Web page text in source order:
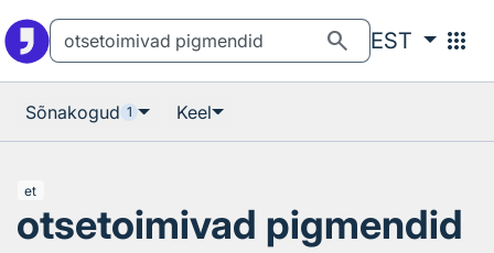
search EST apps
Sõnakogud 1 Keel
et
otsetoimivad pigmendid